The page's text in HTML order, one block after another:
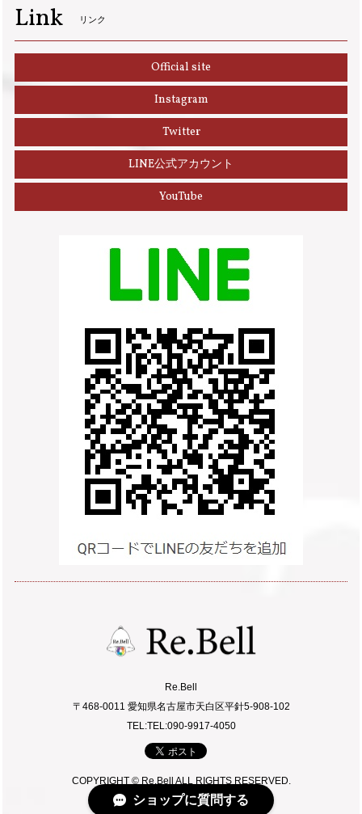
Link リンク
Official site
Instagram
Twitter
LINE公式アカウント
YouTube
Re.Bell
〒468-0011 愛知県名古屋市天白区平針5-908-102
TEL:TEL:090-9917-4050
COPYRIGHT © Re.Bell ALL RIGHTS RESERVED.
ショップに質問する